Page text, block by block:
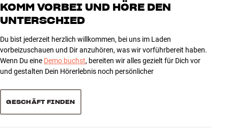
ALLGEMEINE MERKMALE
Kategorie : Kompaktlautsprecher
Gewicht : 4,1 kg
Impedanz : 6 Ohm
Inkl. Wandaufhängung : Ja
Farbe : Walnuss Hell, Schwarz, Schwarz Hochglanz, Weiß
Größe : 31,0 x 17,6 x 22,1 cm (H x B x T)
Tiefmitteltöner : 5"
Bi-Wiring : Nein
Hochtöner : 28 mm Softdome mit Neodym-Magnetsystem
KOMM VORBEI UND HÖRE DEN
UNTERSCHIED
Du bist jederzeit herzlich willkommen, bei uns im Laden
vorbeizuschauen und Dir anzuhören, was wir vorführbereit haben.
Wenn Du eine Demo buchst, bereiten wir alles gezielt für Dich vor
und gestalten Dein Hörerlebnis noch persönlicher
GESCHÄFT FINDEN